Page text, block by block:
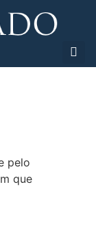
pelo
que